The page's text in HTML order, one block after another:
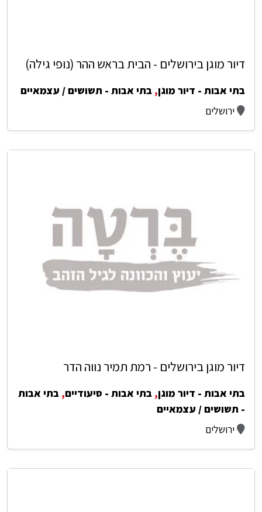
דיור מוגן בירושלים - הבית בראש ההר (נופי גילה)
בתי אבות - דיור מוגן, בתי אבות - תשושים / עצמאיים
ירושלים
דיור מוגן בירושלים - רמת תמיר נווה הדר
בתי אבות - דיור מוגן, בתי אבות - סיעודיים, בתי אבות
- תשושים / עצמאיים
ירושלים